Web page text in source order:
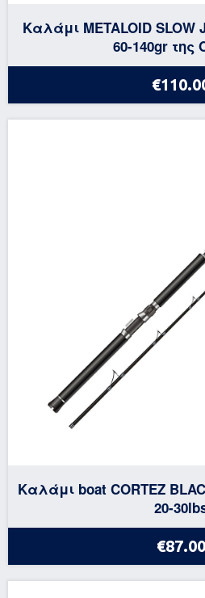
Καλάμι METALOID SLOW
60-140gr της
Καλάμι boat CORTEZ
20-
€87.00